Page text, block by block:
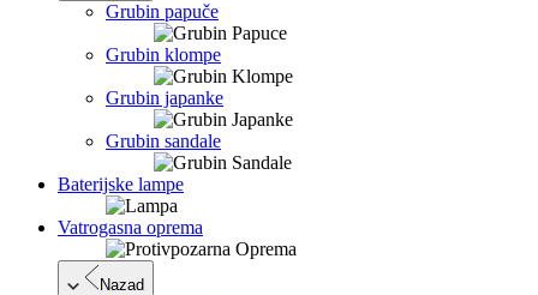
Grubin papuče
Grubin klompe
Grubin japanke
Grubin sandale
Baterijske lampe
Vatrogasna oprema
Nazad